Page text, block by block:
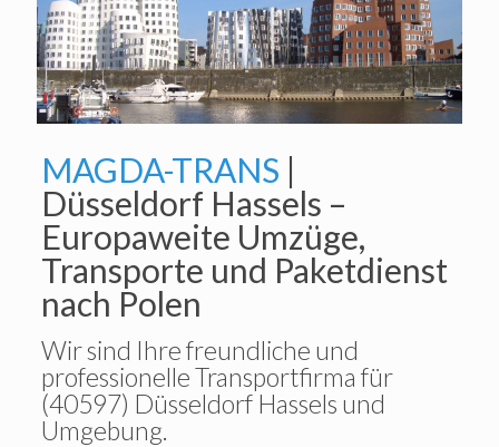
MAGDA-TRANS |
Düsseldorf Hassels –
Europaweite Umzüge,
Transporte und Paketdienst
nach Polen
Wir sind Ihre freundliche und
professionelle Transportfirma für
(40597) Düsseldorf Hassels und
Umgebung.